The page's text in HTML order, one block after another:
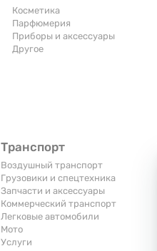
Косметика
Парфюмерия
Приборы и аксессуары
Другое
Транспорт
Воздушный транспорт
Грузовики и спецтехника
Запчасти и аксессуары
Коммерческий транспорт
Легковые автомобили
Мото
Услуги